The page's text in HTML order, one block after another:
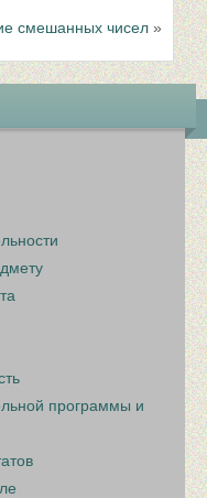
смешанных чисел »
программы и